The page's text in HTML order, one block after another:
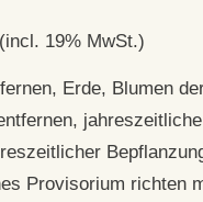
(incl. 19% MwSt.)
Erde, Blumen
Provisorium richten